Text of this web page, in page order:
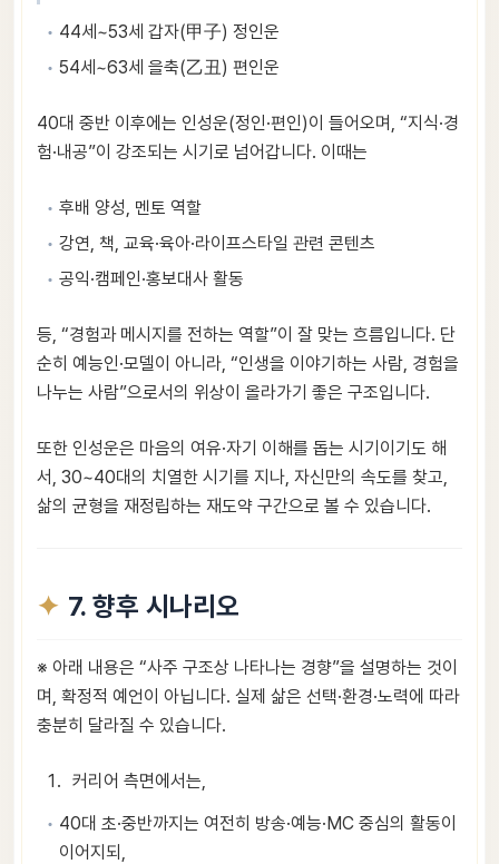
44세~53세 갑자(甲子) 정인운
54세~63세 을축(乙丑) 편인운
40대 중반 이후에는 인성운(정인·편인)이 들어오며, “지식·경
험·내공”이 강조되는 시기로 넘어갑니다. 이때는
후배 양성, 멘토 역할
강연, 책, 교육·육아·라이프스타일 관련 콘텐츠
공익·캠페인·홍보대사 활동
등, “경험과 메시지를 전하는 역할”이 잘 맞는 흐름입니다. 단
순히 예능인·모델이 아니라, “인생을 이야기하는 사람, 경험을
나누는 사람”으로서의 위상이 올라가기 좋은 구조입니다.
또한 인성운은 마음의 여유·자기 이해를 돕는 시기이기도 해
서, 30~40대의 치열한 시기를 지나, 자신만의 속도를 찾고,
삶의 균형을 재정립하는 재도약 구간으로 볼 수 있습니다.
7. 향후 시나리오
※ 아래 내용은 “사주 구조상 나타나는 경향”을 설명하는 것이
며, 확정적 예언이 아닙니다. 실제 삶은 선택·환경·노력에 따라
충분히 달라질 수 있습니다.
커리어 측면에서는,
40대 초·중반까지는 여전히 방송·예능·MC 중심의 활동이
이어지되,